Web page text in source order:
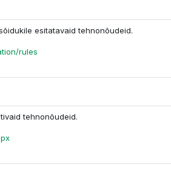
esitatavaid tehnonõudeid.
rules
tehnonõudeid.